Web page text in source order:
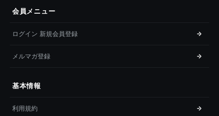
会員メニュー
ログイン 新規会員登録
メルマガ登録
基本情報
利用規約